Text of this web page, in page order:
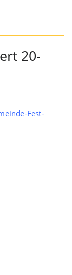
20-
Fest-